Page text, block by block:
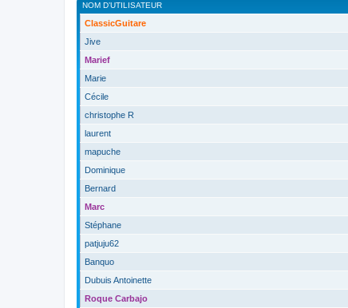
NOM D’UTILISATEUR
ClassicGuitare
Jive
Marief
Marie
Cécile
christophe R
laurent
mapuche
Dominique
Bernard
Marc
Stéphane
patjuju62
Banquo
Dubuis Antoinette
Roque Carbajo